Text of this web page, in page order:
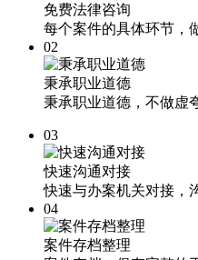
免费法律咨询
每个案件的具体环节，
02
秉承职业道德
秉承职业道德，不做虚
03
快速沟通对接
快速与办案机关对接，
04
案件存档整理